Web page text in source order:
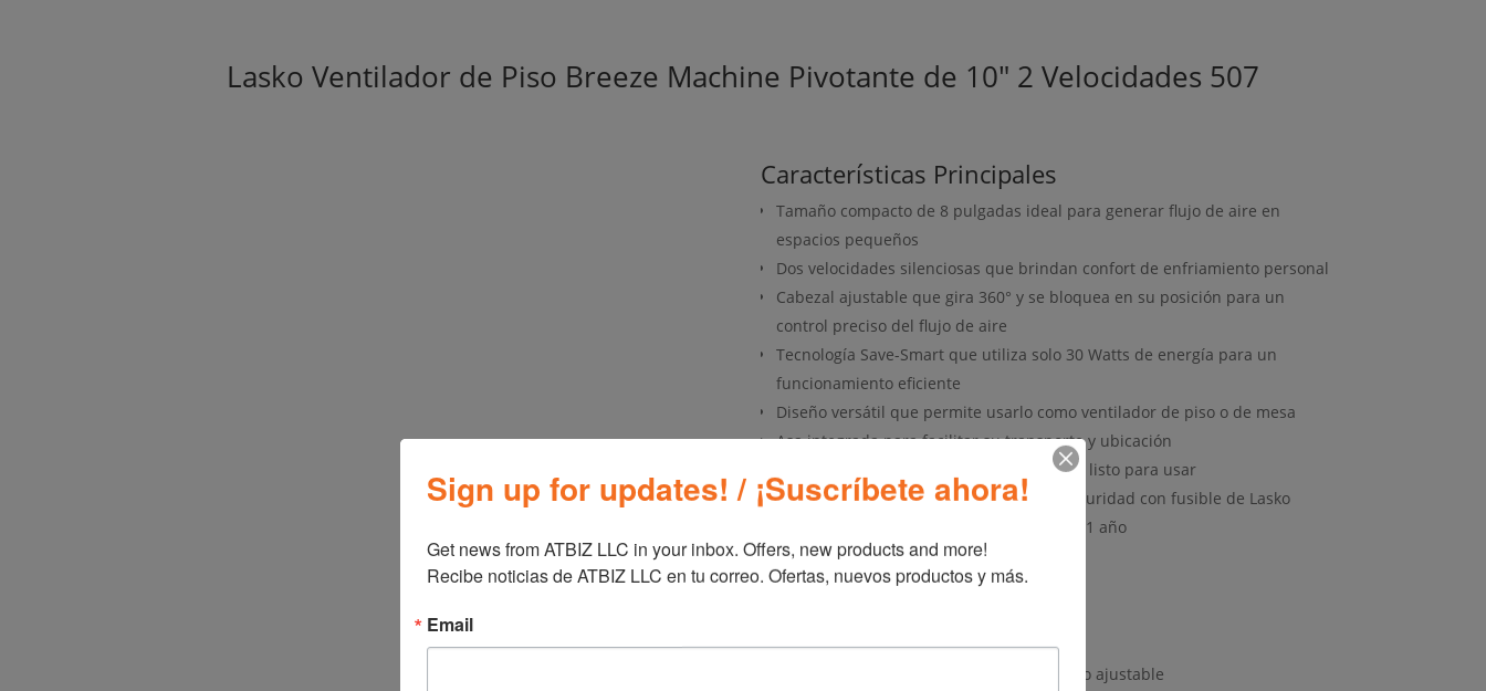
Lasko Ventilador de Piso Breeze Machine Pivotante de 10″ 2 Velocidades 507
Características Principales
Tamaño compacto de 8 pulgadas ideal para generar flujo de aire en
espacios pequeños
Dos velocidades silenciosas que brindan confort de enfriamiento personal
Cabezal ajustable que gira 360° y se bloquea en su posición para un
control preciso del flujo de aire
Tecnología Save-Smart que utiliza solo 30 Watts de energía para un
funcionamiento eficiente
Diseño versátil que permite usarlo como ventilador de piso o de mesa
Asa integrada para facilitar su transporte y ubicación
Se entrega completamente ensamblado y listo para usar
Equipado con el confiable enchufe de seguridad con fusible de Lasko
Respaldado por una garantía limitada de 1 año
Especificaciones
Altura Ajustable: Altura no ajustable
Termostato Ajustable: No tiene termostato ajustable
Sign up for updates! / ¡Suscríbete ahora!
Get news from ATBIZ LLC in your inbox. Offers, new products and more!
Recibe noticias de ATBIZ LLC en tu correo. Ofertas, nuevos productos y más.
Email